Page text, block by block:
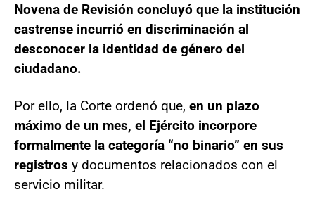
Novena de Revisión concluyó que la institución
castrense incurrió en discriminación al
desconocer la identidad de género del
ciudadano.
Por ello, la Corte ordenó que, en un plazo
máximo de un mes, el Ejército incorpore
formalmente la categoría “no binario” en sus
registros y documentos relacionados con el
servicio militar.